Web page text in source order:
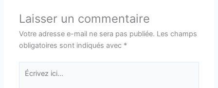
Laisser un commentaire
Votre adresse e-mail ne sera pas publiée. Les champs
obligatoires sont indiqués avec *
Écrivez
ici…